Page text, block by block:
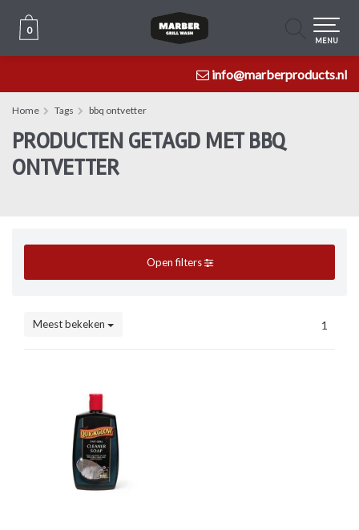
info@marberproducts.nl
0
0
MENU
Home Tags bbq ontvetter
PRODUCTEN GETAGD MET BBQ
ONTVETTER
Open filters
Meest bekeken 1